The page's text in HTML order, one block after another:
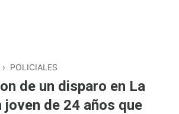
› POLICIALES
de un disparo en La
joven de 24 años que